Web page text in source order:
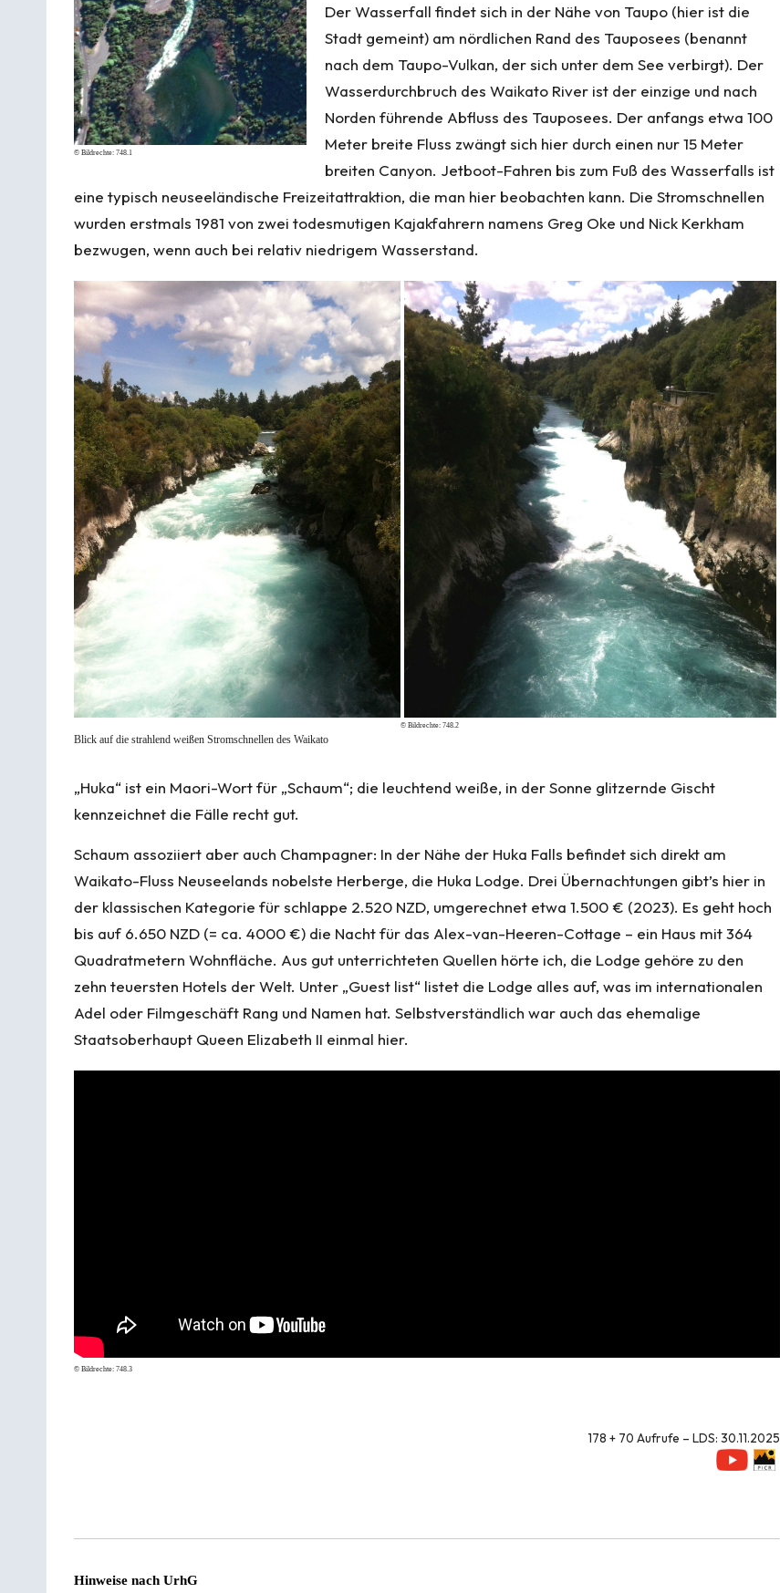
© Bildrechte: 748.1
Der Wasserfall findet sich in der Nähe von Taupo (hier ist die
Stadt gemeint) am nördlichen Rand des Tauposees (benannt
nach dem Taupo-Vulkan, der sich unter dem See verbirgt). Der
Wasserdurchbruch des Waikato River ist der einzige und nach
Norden führende Abfluss des Tauposees. Der anfangs etwa 100
Meter breite Fluss zwängt sich hier durch einen nur 15 Meter
breiten Canyon. Jetboot-Fahren bis zum Fuß des Wasserfalls ist
eine typisch neuseeländische Freizeitattraktion, die man hier beobachten kann. Die Stromschnellen
wurden erstmals 1981 von zwei todesmutigen Kajakfahrern namens Greg Oke und Nick Kerkham
bezwugen, wenn auch bei relativ niedrigem Wasserstand.
© Bildrechte: 748.2
Blick auf die strahlend weißen Stromschnellen des Waikato
„Huka“ ist ein Maori-Wort für „Schaum“; die leuchtend weiße, in der Sonne glitzernde Gischt
kennzeichnet die Fälle recht gut.
Schaum assoziiert aber auch Champagner: In der Nähe der Huka Falls befindet sich direkt am
Waikato-Fluss Neuseelands nobelste Herberge, die Huka Lodge. Drei Übernachtungen gibt’s hier in
der klassischen Kategorie für schlappe 2.520 NZD, umgerechnet etwa 1.500 € (2023). Es geht hoch
bis auf 6.650 NZD (= ca. 4000 €) die Nacht für das Alex-van-Heeren-Cottage – ein Haus mit 364
Quadratmetern Wohnfläche. Aus gut unterrichteten Quellen hörte ich, die Lodge gehöre zu den
zehn teuersten Hotels der Welt. Unter „Guest list“ listet die Lodge alles auf, was im internationalen
Adel oder Filmgeschäft Rang und Namen hat. Selbstverständlich war auch das ehemalige
Staatsoberhaupt Queen Elizabeth II einmal hier.
© Bildrechte: 748.3
178 + 70 Aufrufe – LDS: 30.11.2025
Hinweise nach UrhG